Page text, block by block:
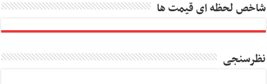
شاخص لحظه ای قیمت ها
نظرسنجی